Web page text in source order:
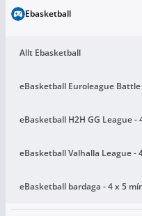
Ebasketball
Allt Ebasketball
eBasketball Euroleague Battle
eBasketball H2H GG League -
eBasketball Valhalla League -
eBasketball bardaga - 4 x 5